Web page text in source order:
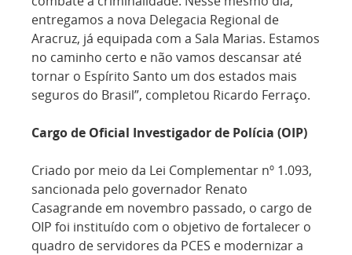
entregamos a nova Delegacia Regional de
Aracruz, já equipada com a Sala Marias. Estamos
no caminho certo e não vamos descansar até
tornar o Espírito Santo um dos estados mais
seguros do Brasil”, completou Ricardo Ferraço.
Cargo de Oficial Investigador de Polícia (OIP)
Criado por meio da Lei Complementar nº 1.093,
sancionada pelo governador Renato
Casagrande em novembro passado, o cargo de
OIP foi instituído com o objetivo de fortalecer o
quadro de servidores da PCES e modernizar a